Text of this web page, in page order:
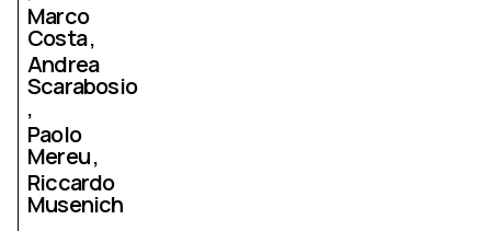
Marco
Costa
Andrea
Scarabosio
Paolo
Mereu
Riccardo
Musenich